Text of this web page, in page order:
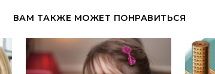
ВАМ ТАКЖЕ МОЖЕТ ПОНРАВИТЬСЯ